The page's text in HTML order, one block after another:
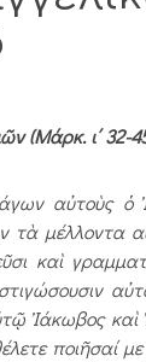
(Μάρκ. ι΄ 32-
αὐτοὺς ὁ
μέλλοντα
καὶ
καὶ
ποιῆσαί